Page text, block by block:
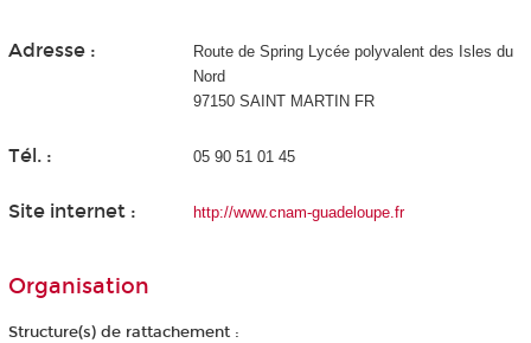
Adresse :
Route de Spring Lycée polyvalent des Isles du
Nord
97150 SAINT MARTIN FR
Tél. : 05 90 51 01 45
Site internet : http://www.cnam-guadeloupe.fr
Organisation
Structure(s) de rattachement :